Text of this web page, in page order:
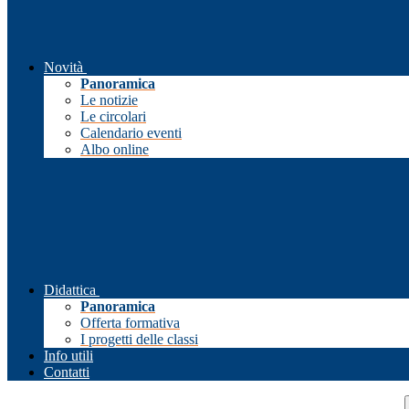
Novità
Panoramica
Le notizie
Le circolari
Calendario eventi
Albo online
Didattica
Panoramica
Offerta formativa
I progetti delle classi
Info utili
Contatti